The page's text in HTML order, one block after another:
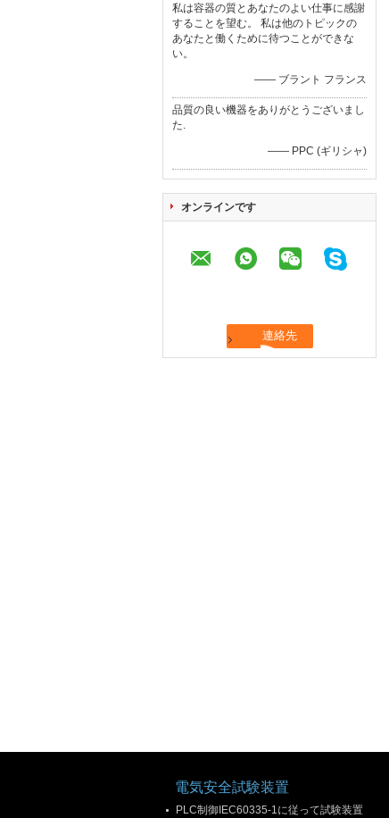
私は容器の質とあなたのよい仕事に感謝
することを望む。 私は他のトピックの
あなたと働くために待つことができな
い。
—— ブラント フランス
品質の良い機器をありがとうございまし
た.
—— PPC (ギリシャ)
オンラインです
電気安全試験装置
PLC制御IEC60335-1に従って試験装置